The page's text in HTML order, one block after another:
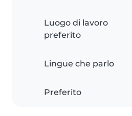
Luogo di lavoro
preferito
Lingue che parlo
Preferito